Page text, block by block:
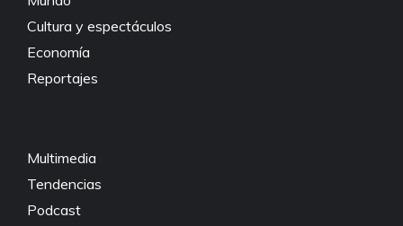
Cultura y espectáculos
Economía
Reportajes
Multimedia
Tendencias
Podcast